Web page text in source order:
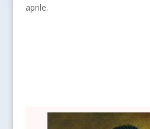
aprile.